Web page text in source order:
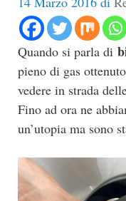
Quando si parla di
pieno di gas
vedere in strada
Fino ad ora ne
un’utopia ma sono